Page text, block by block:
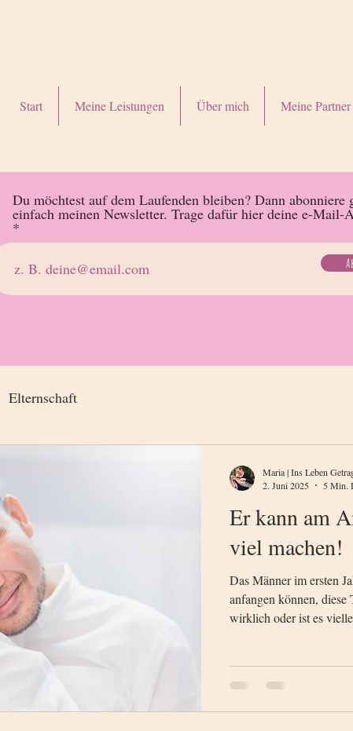
Start Meine Leistungen Über mich Meine Partner
Du möchtest auf dem Laufenden bleiben? Dann abonniere
einfach meinen Newsletter. Trage dafür hier deine e-Mail-
Elternschaft
Er kann am
viel machen!
Das Männer im ersten
anfangen können,
wirklich oder ist es
Maria | Ins Leben
2. Juni 2025
5 Min.